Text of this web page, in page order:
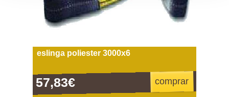
eslinga poliester 3000x6
57,83€ comprar